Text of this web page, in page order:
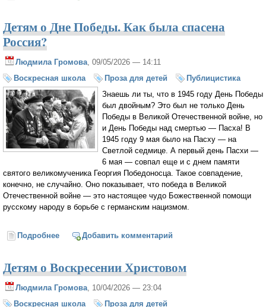
Детям о Дне Победы. Как была спасена
Россия?
Людмила Громова, 09/05/2026 — 14:11
Воскресная школа
Проза для детей
Публицистика
Знаешь ли ты, что в 1945 году День Победы
был двойным? Это был не только День
Победы в Великой Отечественной войне, но
и День Победы над смертью — Пасха! В
1945 году 9 мая было на Пасху — на
Светлой седмице. А первый день Пасхи —
6 мая — совпал еще и с днем памяти
святого великомученика Георгия Победоносца. Такое совпадение,
конечно, не случайно. Оно показывает, что победа в Великой
Отечественной войне — это настоящее чудо Божественной помощи
русскому народу в борьбе с германским нацизмом.
Подробнее о Детям о Дне Победы. Как была спасена Россия?
Добавить комментарий
Детям о Воскресении Христовом
Людмила Громова, 10/04/2026 — 23:04
Воскресная школа
Проза для детей